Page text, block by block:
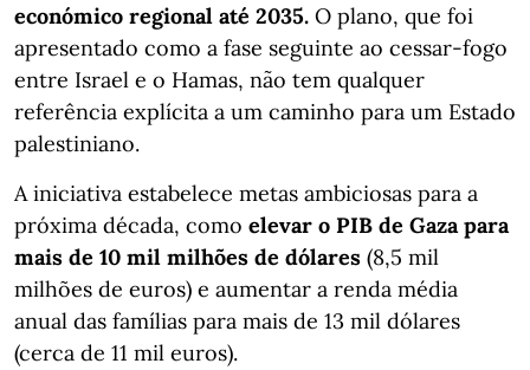
económico regional até 2035. O plano, que foi
apresentado como a fase seguinte ao cessar-fogo
entre Israel e o Hamas, não tem qualquer
referência explícita a um caminho para um Estado
palestiniano.
A iniciativa estabelece metas ambiciosas para a
próxima década, como elevar o PIB de Gaza para
mais de 10 mil milhões de dólares (8,5 mil
milhões de euros) e aumentar a renda média
anual das famílias para mais de 13 mil dólares
(cerca de 11 mil euros).